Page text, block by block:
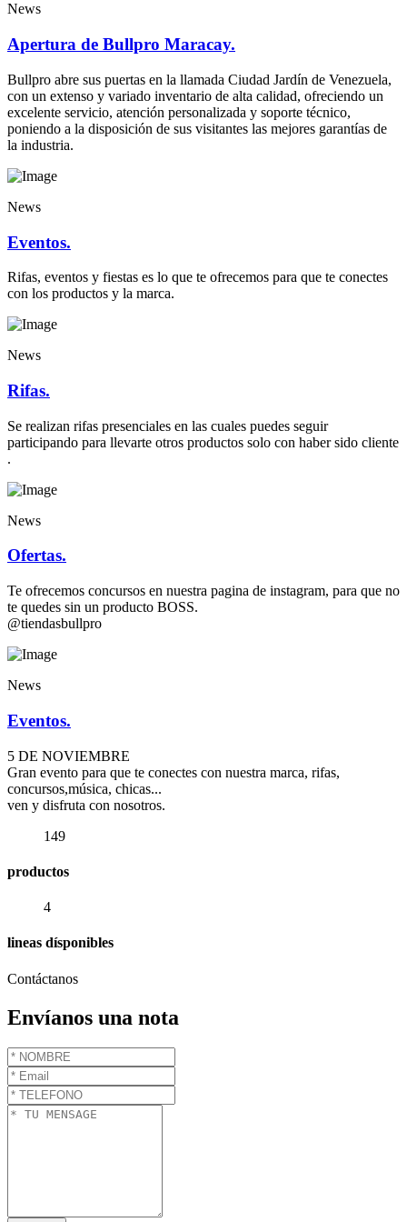
News
Apertura de Bullpro Maracay.
Bullpro abre sus puertas en la llamada Ciudad Jardín de Venezuela,
con un extenso y variado inventario de alta calidad, ofreciendo un
excelente servicio, atención personalizada y soporte técnico,
poniendo a la disposición de sus visitantes las mejores garantías de
la industria.
News
Eventos.
Rifas, eventos y fiestas es lo que te ofrecemos para que te conectes
con los productos y la marca.
News
Rifas.
Se realizan rifas presenciales en las cuales puedes seguir
participando para llevarte otros productos solo con haber sido cliente
.
News
Ofertas.
Te ofrecemos concursos en nuestra pagina de instagram, para que no
te quedes sin un producto BOSS.
@tiendasbullpro
News
Eventos.
5 DE NOVIEMBRE
Gran evento para que te conectes con nuestra marca, rifas,
concursos,música, chicas...
ven y disfruta con nosotros.
149
productos
4
lineas dísponibles
Contáctanos
Envíanos una nota